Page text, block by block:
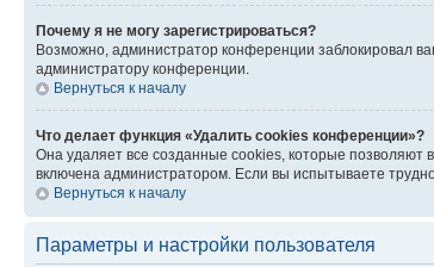
Почему я не могу зарегистрироваться?
Возможно, администратор конференции заблокировал
администратору конференции.
Вернуться к началу
Что делает функция «Удалить cookies конференции»?
Она удаляет все созданные cookies, которые позволяют
включена администратором. Если вы испытываете
Вернуться к началу
Параметры и настройки пользователя